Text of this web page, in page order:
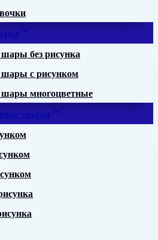
без рисунка
с рисунком
многоцветные
шары